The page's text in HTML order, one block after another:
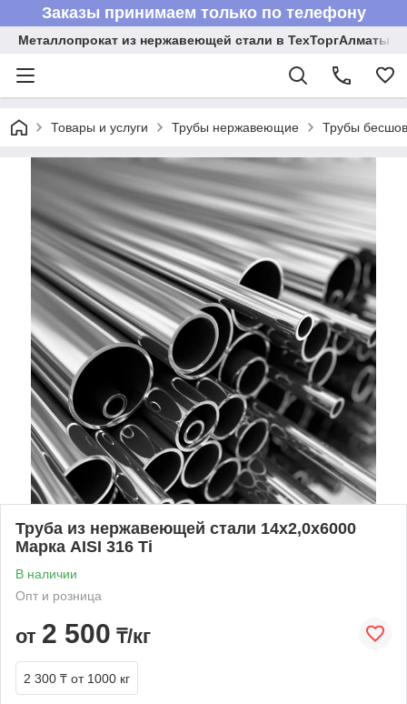
Заказы принимаем только по телефону
Металлопрокат из нержавеющей стали в ТехТоргАлматы
Товары и услуги Трубы нержавеющие Трубы
Труба из нержавеющей стали 14х2,0х6000
Марка AISI 316 Ti
В наличии
Опт и розница
от 2 500 ₸/кг
2 300 ₸ от 1000 кг